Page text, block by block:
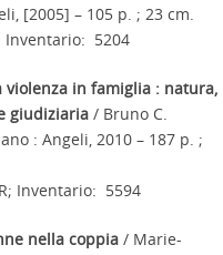
[2005] – 105 p. ; 23 cm.
Inventario: 5204
in famiglia : natura,
giudiziaria / Bruno C.
: Angeli, 2010 – 187 p. ;
Inventario: 5594
nella coppia / Marie-